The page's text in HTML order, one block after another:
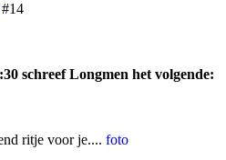
#14
schreef Longmen het volgende:
ritje voor je.... foto